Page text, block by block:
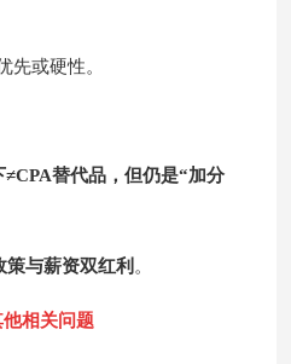
先或硬性。
替代品，但仍是“加分
策与薪资双红利 。
相关问题